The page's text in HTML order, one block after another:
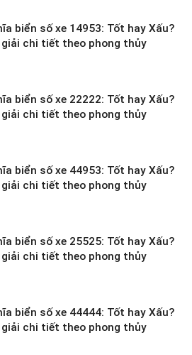
biển số xe 14953: Tốt hay Xấu?
giải chi tiết theo phong thủy
biển số xe 22222: Tốt hay Xấu?
giải chi tiết theo phong thủy
biển số xe 44953: Tốt hay Xấu?
giải chi tiết theo phong thủy
biển số xe 25525: Tốt hay Xấu?
giải chi tiết theo phong thủy
biển số xe 44444: Tốt hay Xấu?
giải chi tiết theo phong thủy